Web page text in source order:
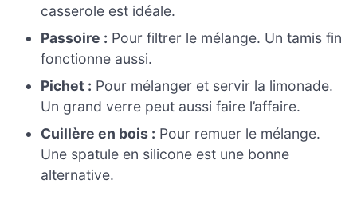
casserole est idéale.
Passoire : Pour filtrer le mélange. Un tamis fin
fonctionne aussi.
Pichet : Pour mélanger et servir la limonade.
Un grand verre peut aussi faire l’affaire.
Cuillère en bois : Pour remuer le mélange.
Une spatule en silicone est une bonne
alternative.